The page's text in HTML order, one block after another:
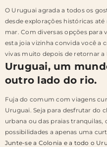
O Uruguai agrada a todos os
desde explorações históricas
mar. Com diversas opções para
esta joia vizinha convida você a
vivas muito depois de retornar a
Uruguai, um
outro lado do rio.
Fuja do comum com viagens
Uruguai. Seja para desfrutar do
urbana ou das praias
possibilidades a apenas uma
Junte-se a Colonia e a todo o